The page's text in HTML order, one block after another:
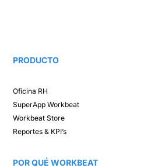
PRODUCTO
Oficina RH​
SuperAppWorkbeat
Workbeat Store​
Reportes & KPI’s​
POR QUÉ WORKBEAT​